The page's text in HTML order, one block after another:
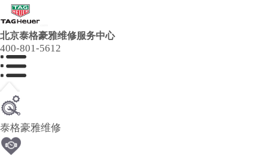
北京泰格豪雅维修服务中心
400-801-5612
泰格豪雅维修